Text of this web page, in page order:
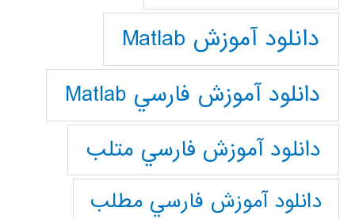
دانلود آموزش Matlab
دانلود آموزش فارسي Matlab
دانلود آموزش فارسي متلب
دانلود آموزش فارسي مطلب